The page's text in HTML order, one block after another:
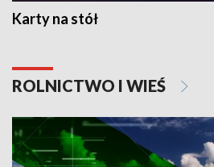
Karty na stół
ROLNICTWO I WIEŚ